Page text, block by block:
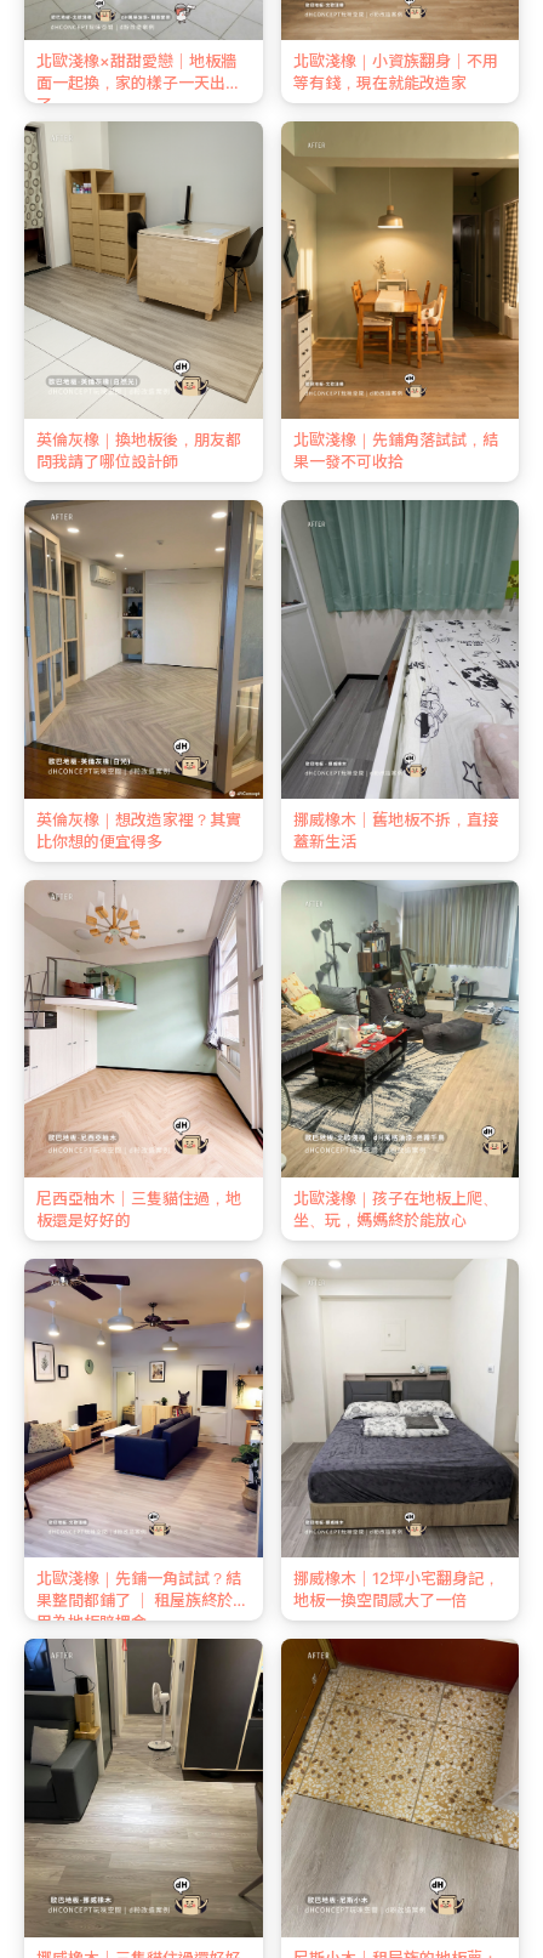
北歐淺橡×甜甜愛戀｜地板牆
面一起換，家的樣子一天出來
了
北歐淺橡｜小資族翻身｜不用
等有錢，現在就能改造家
英倫灰橡｜換地板後，朋友都
問我請了哪位設計師
北歐淺橡｜先鋪角落試試，結
果一發不可收拾
英倫灰橡｜想改造家裡？其實
比你想的便宜得多
挪威橡木｜舊地板不拆，直接
蓋新生活
尼西亞柚木｜三隻貓住過，地
板還是好好的
北歐淺橡｜孩子在地板上爬、
坐、玩，媽媽終於能放心
北歐淺橡｜先鋪一角試試？結
果整間都鋪了 ｜ 租屋族終於不
用為地板賠押金
挪威橡木｜12坪小宅翻身記，
地板一換空間感大了一倍